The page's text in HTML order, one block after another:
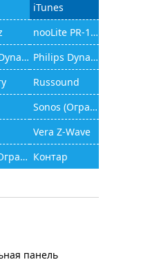
iTunes
nooLite PR-1132
Philips Dynalite
Philips Dynalite (JAMware)
Russound
Sonos (Ограниченный функционал)
Vera Z-Wave
XBMC (Ограниченный функционал) Контар
панель